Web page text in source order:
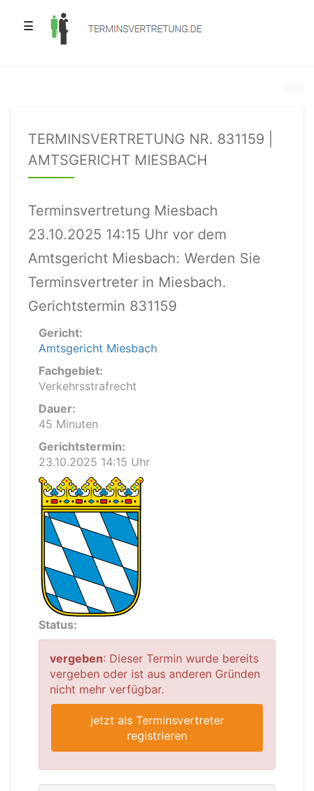
☰
TERMINSVERTRETUNG NR. 831159 |
AMTSGERICHT MIESBACH
Terminsvertretung Miesbach
23.10.2025 14:15 Uhr vor dem
Amtsgericht Miesbach: Werden Sie
Terminsvertreter in Miesbach.
Gerichtstermin 831159
Gericht:
Amtsgericht Miesbach
Fachgebiet:
Verkehrsstrafrecht
Dauer:
45 Minuten
Gerichtstermin:
23.10.2025 14:15 Uhr
Status:
vergeben: Dieser Termin wurde bereits
vergeben oder ist aus anderen Gründen
nicht mehr verfügbar.
jetzt als Terminsvertreter
registrieren